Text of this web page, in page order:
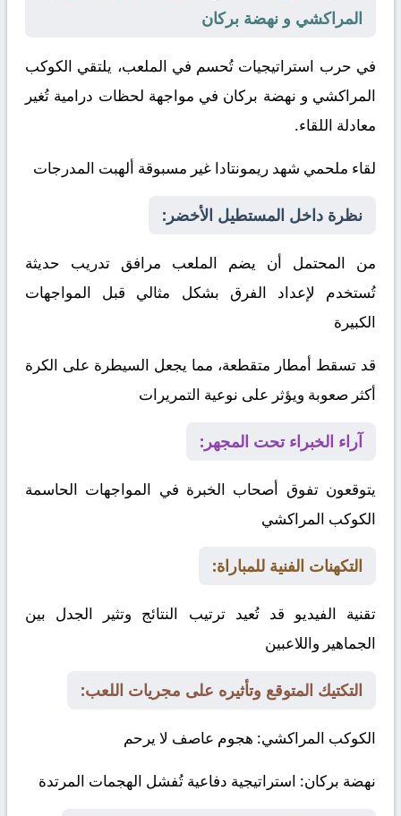
المراكشي و نهضة بركان
في حرب استراتيجيات تُحسم في الملعب، يلتقي الكوكب
المراكشي و نهضة بركان في مواجهة لحظات درامية تُغير
معادلة اللقاء.
لقاء ملحمي شهد ريمونتادا غير مسبوقة ألهبت المدرجات
نظرة داخل المستطيل الأخضر:
من المحتمل أن يضم الملعب مرافق تدريب حديثة
تُستخدم لإعداد الفرق بشكل مثالي قبل المواجهات
الكبيرة
قد تسقط أمطار متقطعة، مما يجعل السيطرة على الكرة
أكثر صعوبة ويؤثر على نوعية التمريرات
آراء الخبراء تحت المجهر:
يتوقعون تفوق أصحاب الخبرة في المواجهات الحاسمة
الكوكب المراكشي
التكهنات الفنية للمباراة:
تقنية الفيديو قد تُعيد ترتيب النتائج وتثير الجدل بين
الجماهير واللاعبين
التكتيك المتوقع وتأثيره على مجريات اللعب:
الكوكب المراكشي: هجوم عاصف لا يرحم
نهضة بركان: استراتيجية دفاعية تُفشل الهجمات المرتدة